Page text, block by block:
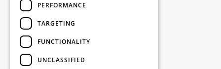
Restez informé
Restez à jour : inscrivez-vous à nos
newsletters Marketing
PERFORMANCE
TARGETING
FUNCTIONALITY
UNCLASSIFIED